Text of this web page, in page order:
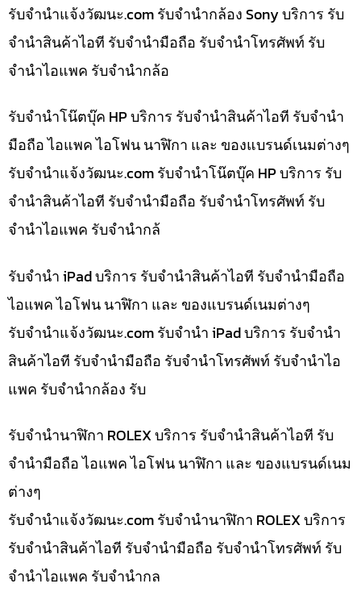
รับจํานําแจ้งวัฒนะ.com รับจำนำกล้อง Sony บริการ รับ
จำนำสินค้าไอที รับจำนำมือถือ รับจำนำโทรศัพท์ รับ
จำนำไอแพค รับจำนำกล้อ
รับจำนำโน๊ตบุ๊ค HP บริการ รับจำนำสินค้าไอที รับจำนำ
มือถือ ไอแพค ไอโฟน นาฬิกา และ ของแบรนด์เนมต่างๆ
รับจํานําแจ้งวัฒนะ.com รับจำนำโน๊ตบุ๊ค HP บริการ รับ
จำนำสินค้าไอที รับจำนำมือถือ รับจำนำโทรศัพท์ รับ
จำนำไอแพค รับจำนำกล้
รับจำนำ iPad บริการ รับจำนำสินค้าไอที รับจำนำมือถือ
ไอแพค ไอโฟน นาฬิกา และ ของแบรนด์เนมต่างๆ
รับจํานําแจ้งวัฒนะ.com รับจำนำ iPad บริการ รับจำนำ
สินค้าไอที รับจำนำมือถือ รับจำนำโทรศัพท์ รับจำนำไอ
แพค รับจำนำกล้อง รับ
รับจำนำนาฬิกา ROLEX บริการ รับจำนำสินค้าไอที รับ
จำนำมือถือ ไอแพค ไอโฟน นาฬิกา และ ของแบรนด์เนม
ต่างๆ
รับจํานําแจ้งวัฒนะ.com รับจำนำนาฬิกา ROLEX บริการ
รับจำนำสินค้าไอที รับจำนำมือถือ รับจำนำโทรศัพท์ รับ
จำนำไอแพค รับจำนำกล